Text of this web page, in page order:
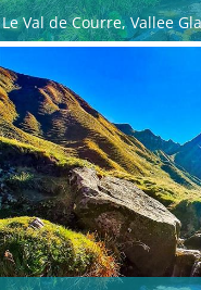
Le Val de Courre, Vallee